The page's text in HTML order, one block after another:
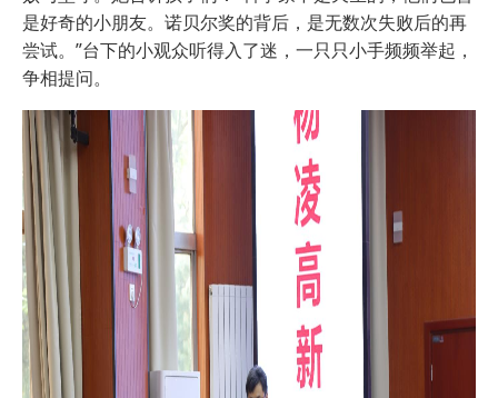
是好奇的小朋友。诺贝尔奖的背后，是无数次失败后的再
尝试。”台下的小观众听得入了迷，一只只小手频频举起，
争相提问。